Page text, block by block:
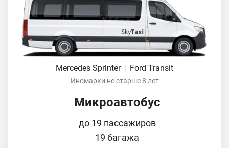
Mercedes Sprinter | Ford Transit
Иномарки не старше 8 лет
Микроавтобус
до 19 пассажиров
19 багажа